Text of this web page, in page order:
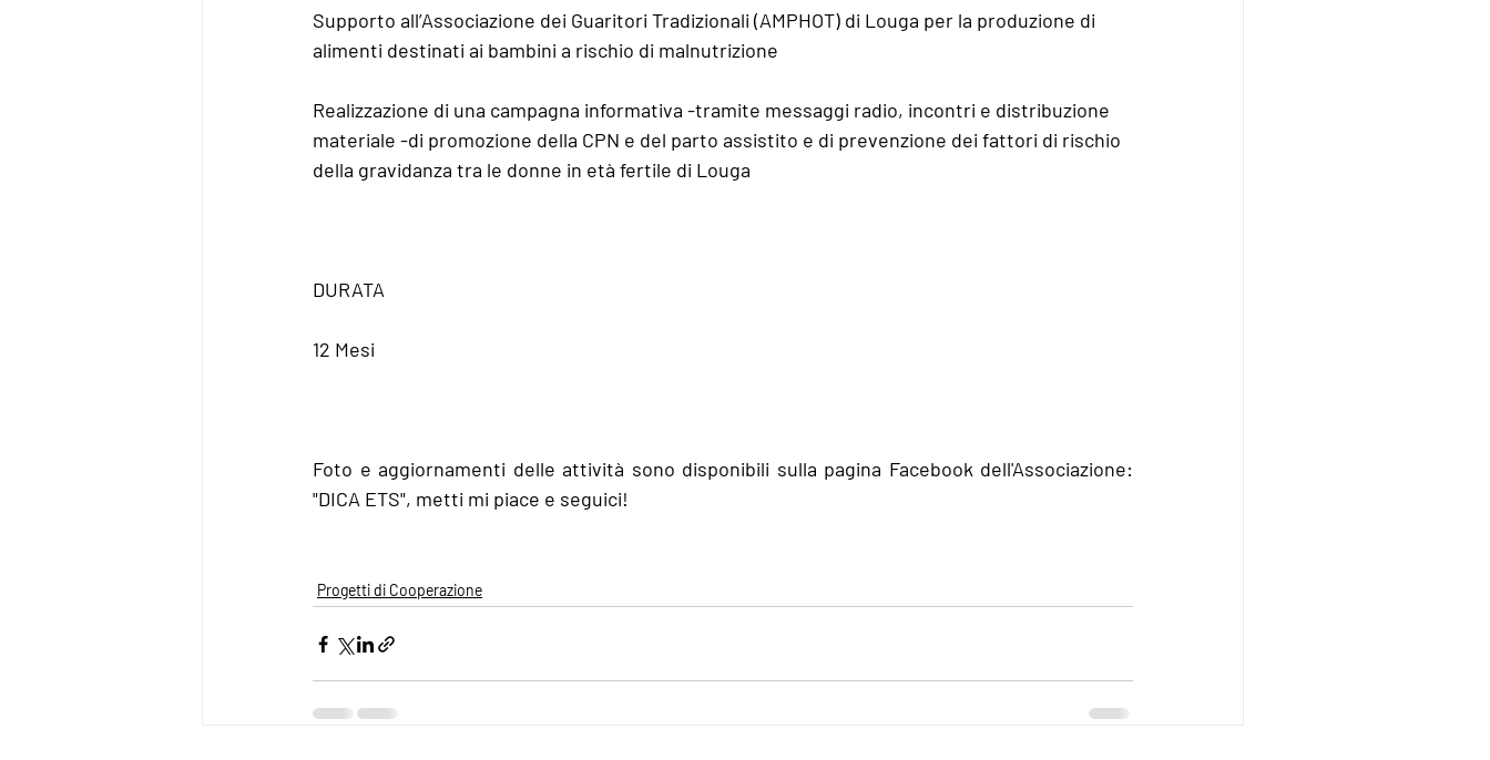
Supporto all’Associazione dei Guaritori Tradizionali (AMPHOT) di Louga per la produzione di
alimenti destinati ai bambini a rischio di malnutrizione
Realizzazione di una campagna informativa -tramite messaggi radio, incontri e distribuzione
materiale -di promozione della CPN e del parto assistito e di prevenzione dei fattori di rischio
della gravidanza tra le donne in età fertile di Louga
DURATA
12 Mesi
Foto e aggiornamenti delle attività sono disponibili sulla pagina Facebook dell'Associazione:
"DICA ETS", metti mi piace e seguici!
Progetti di Cooperazione